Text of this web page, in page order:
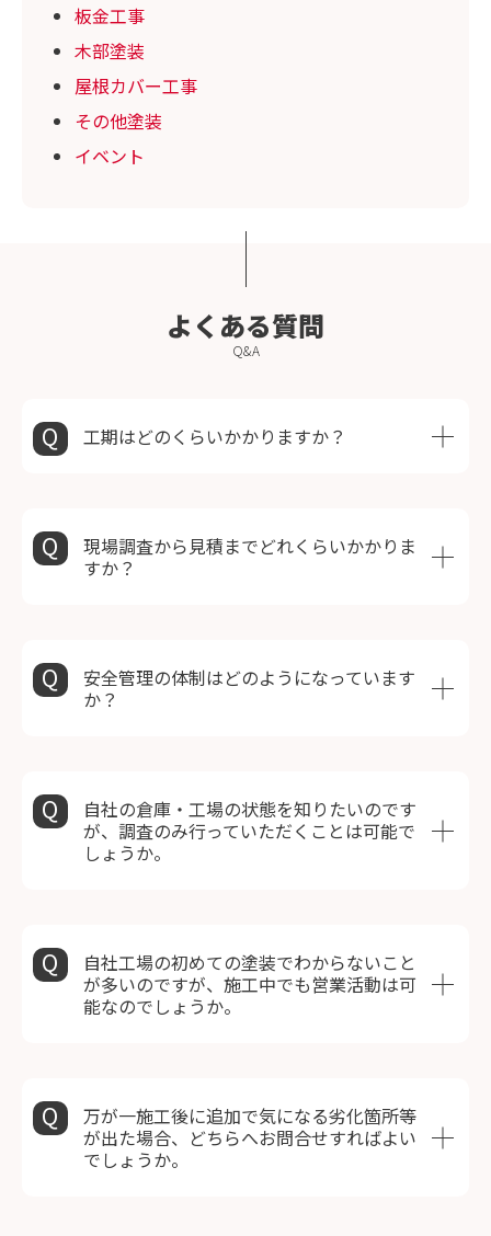
板金工事
木部塗装
屋根カバー工事
その他塗装
イベント
よくある質問
Q&A
工期はどのくらいかかりますか？
現場調査から見積までどれくらいかかりま
すか？
安全管理の体制はどのようになっています
か？
自社の倉庫・工場の状態を知りたいのです
が、調査のみ行っていただくことは可能で
しょうか。
自社工場の初めての塗装でわからないこと
が多いのですが、施工中でも営業活動は可
能なのでしょうか。
万が一施工後に追加で気になる劣化箇所等
が出た場合、どちらへお問合せすればよい
でしょうか。